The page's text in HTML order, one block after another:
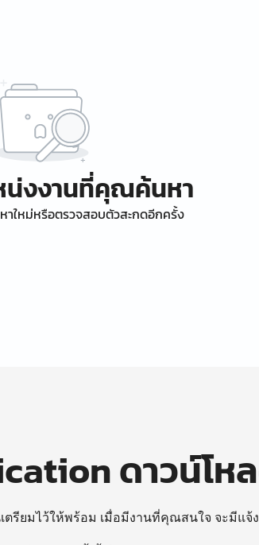
น่งงานที่คุณค้นหา
าใหม่หรือตรวจสอบตัวสะกดอีกครั้ง
ดาวน์โห
ตรียมไว้ให้พร้อม เมื่อมีงานที่คุณสนใจ จะมีแจ้